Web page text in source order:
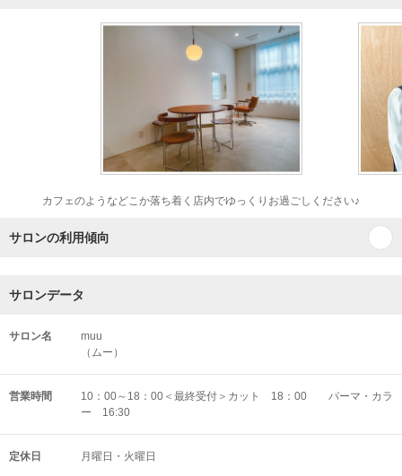
カフェのようなどこか落ち着く店内でゆっくりお過ごしください♪
サロンの利用傾向
サロンデータ
サロン名
muu
（ムー）
営業時間
10：00～18：00＜最終受付＞カット 18：00 パーマ・カラ
ー 16:30
定休日 月曜日・火曜日